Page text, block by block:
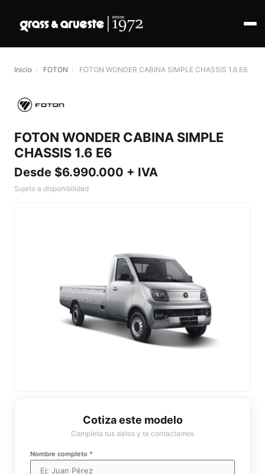
Inicio › FOTON › FOTON WONDER CABINA SIMPLE CHASSIS 1.6 E6
FOTON WONDER CABINA SIMPLE
CHASSIS 1.6 E6
Desde $6.990.000 + IVA
Sujeto a disponibilidad
Cotiza este modelo
Completa tus datos y te contactamos
Nombre completo *